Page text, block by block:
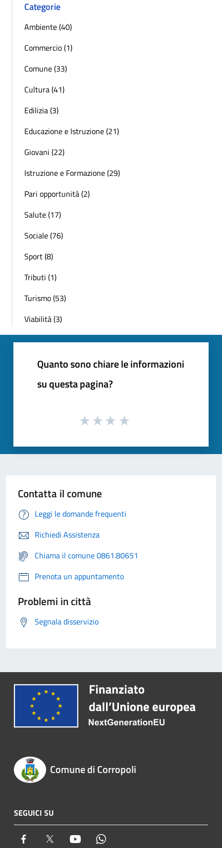
Categorie
Ambiente (40)
Commercio (1)
Comune (33)
Cultura (41)
Edilizia (3)
Educazione e Istruzione (21)
Giovani (22)
Istruzione e Formazione (29)
Pari opportunità (2)
Salute (17)
Sociale (76)
Sport (8)
Tributi (1)
Turismo (53)
Viabilità (3)
Quanto sono chiare le informazioni
su questa pagina?
Contatta il comune
Leggi le domande frequenti
Richiedi Assistenza
Chiama il comune 0861.80651
Prenota un appuntamento
Problemi in città
Segnala disservizio
Comune di Corropoli
SEGUICI SU
Facebook Twitter Youtube